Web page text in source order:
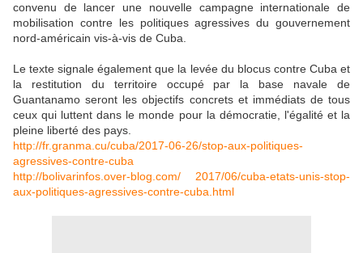
convenu de lancer une nouvelle campagne internationale de
mobilisation contre les politiques agressives du gouvernement
nord-américain vis-à-vis de Cuba.
Le texte signale également que la levée du blocus contre Cuba et
la restitution du territoire occupé par la base navale de
Guantanamo seront les objectifs concrets et immédiats de tous
ceux qui luttent dans le monde pour la démocratie, l'égalité et la
pleine liberté des pays.
http://fr.granma.cu/cuba/2017-06-26/stop-aux-politiques-
agressives-contre-cuba
http://bolivarinfos.over-blog.com/ 2017/06/cuba-etats-unis-stop-
aux-politiques-agressives-contre-cuba.html